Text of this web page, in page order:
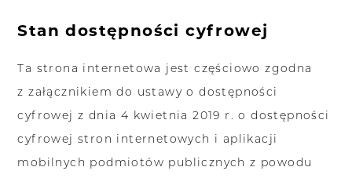
Stan dostępności cyfrowej
Ta strona internetowa jest częściowo zgodna
z załącznikiem do ustawy o dostępności
cyfrowej z dnia 4 kwietnia 2019 r. o dostępności
cyfrowej stron internetowych i aplikacji
mobilnych podmiotów publicznych z powodu